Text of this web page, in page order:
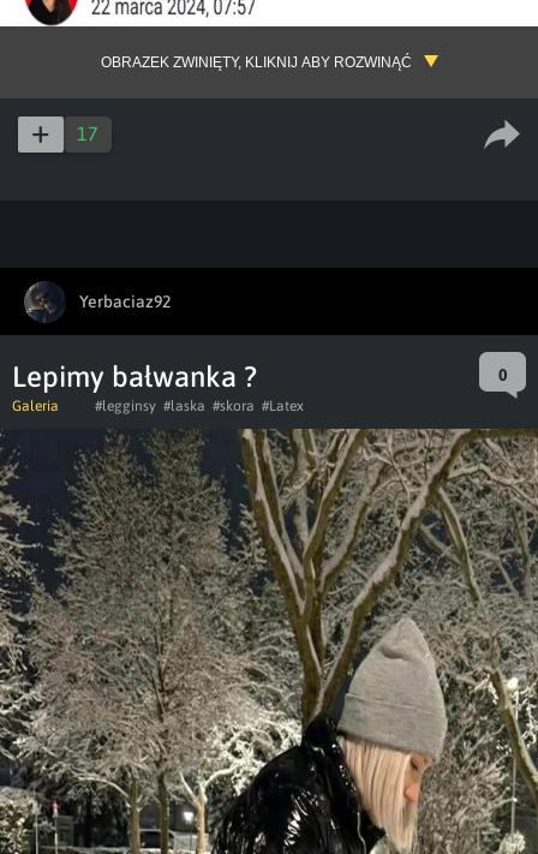
OBRAZEK ZWINIĘTY, KLIKNIJ ABY ROZWINĄĆ
17
Yerbaciaz92
Lepimy bałwanka ? 0
Galeria #legginsy #laska #skora #Latex